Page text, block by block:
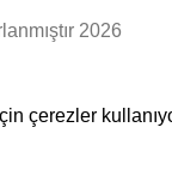
2026
çerezler